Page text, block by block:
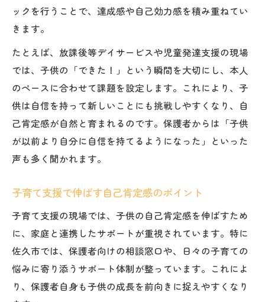
ックを行うことで、達成感や自己効力感を積み重ねてい
きます。
たとえば、放課後等デイサービスや児童発達支援の現場
では、子供の「できた！」という瞬間を大切にし、本人
のペースに合わせて課題を設定します。これにより、子
供は自信を持って新しいことにも挑戦しやすくなり、自
己肯定感が自然と育まれるのです。保護者からは「子供
が以前より自分に自信を持てるようになった」といった
声も多く聞かれます。
子育て支援で伸ばす自己肯定感のポイント
子育て支援の現場では、子供の自己肯定感を伸ばすため
に、家庭と連携したサポートが重視されています。特に
佐久市では、保護者向けの相談窓口や、日々の子育ての
悩みに寄り添うサポート体制が整っています。これによ
り、保護者自身も子供の成長を前向きに捉えやすくなり